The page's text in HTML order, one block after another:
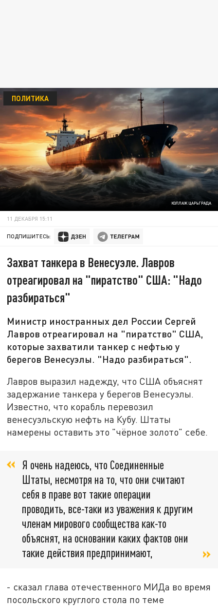
КОЛЛАЖ ЦАРЬГРАДА
ПОЛИТИКА
11 ДЕКАБРЯ 15:11
ПОДПИШИТЕСЬ:
Захват танкера в Венесуэле. Лавров
отреагировал на "пиратство" США: "Надо
разбираться"
Министр иностранных дел России Сергей
Лавров отреагировал на "пиратство" США,
которые захватили танкер с нефтью у
берегов Венесуэлы. "Надо разбираться".
Лавров выразил надежду, что США объяснят
задержание танкера у берегов Венесуэлы.
Известно, что корабль перевозил
венесуэльскую нефть на Кубу. Штаты
намерены оставить это "чёрное золото" себе.
Я очень надеюсь, что Соединенные
Штаты, несмотря на то, что они считают
себя в праве вот такие операции
проводить, все-таки из уважения к другим
членам мирового сообщества как-то
объяснят, на основании каких фактов они
такие действия предпринимают,
- сказал глава отечественного МИДа во время
посольского круглого стола по теме